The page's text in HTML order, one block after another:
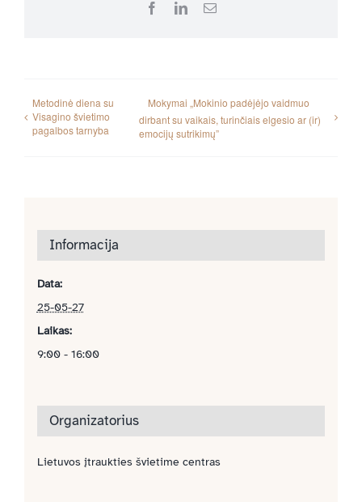
FacebookLinkedInEmail
Metodinė diena su
Visagino švietimo
pagalbos tarnyba
Mokymai „Mokinio padėjėjo vaidmuo
dirbant su vaikais, turinčiais elgesio ar (ir)
emocijų sutrikimų”
Informacija
Data:
25-05-27
Laikas:
9:00 - 16:00
Organizatorius
Lietuvos įtraukties švietime centras